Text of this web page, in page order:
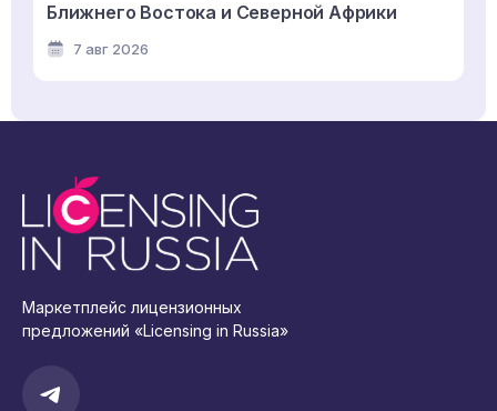
Ближнего Востока и Северной Африки
7 авг 2026
Маркетплейс лицензионных
предложений «Licensing in Russia»